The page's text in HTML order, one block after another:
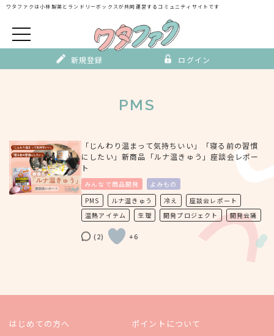
Skip
content
ワタファクは小林製薬とランドリーボックスが共同運営するコミュニティサイトです
新規登録 ログイン
PMS
「じんわり温まって気持ちいい」「寝る前の習慣
にしたい」新商品「ルナ温きゅう」座談会レポー
ト
みんなで商品開発
よみもの
PMS
ルナ温きゅう 冷え
座談会レポート
温熱アイテム
生理 開発プロジェクト 開発会議
(2) +6
はじめての方へ
ポイントについて